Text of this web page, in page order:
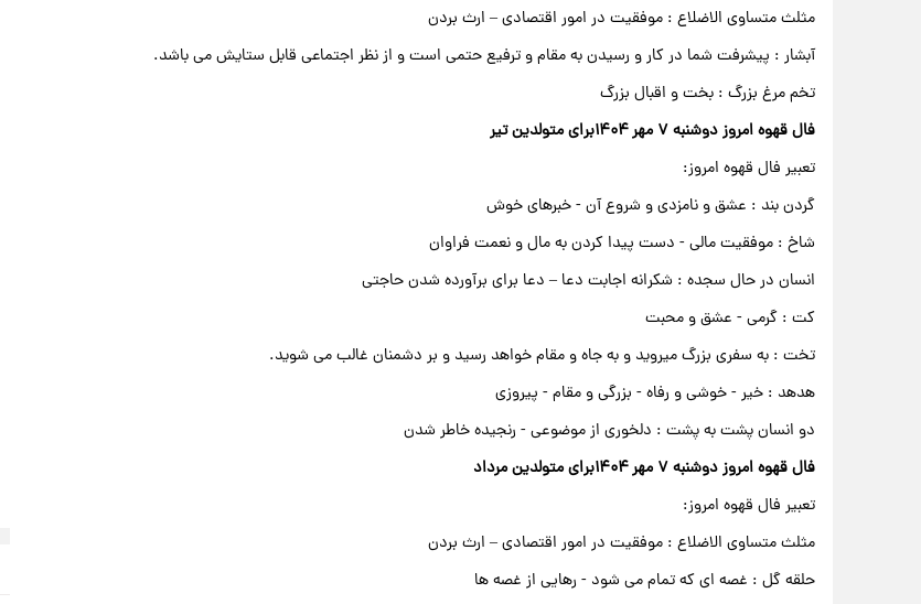
مثلث متساوی الاضلاع : موفقیت در امور اقتصادی – ارث بردن
آبشار : پیشرفت شما در کار و رسیدن به مقام و ترفیع حتمی است و از نظر اجتماعی قابل ستایش می باشد.
تخم مرغ بزرگ : بخت و اقبال بزرگ
فال قهوه امروز دوشنبه ۷ مهر ۱۴۰۴برای متولدین تیر
تعبیر فال قهوه امروز:
گردن بند : عشق و نامزدی و شروع آن - خبرهای خوش
شاخ : موفقیت مالی - دست پیدا کردن به مال و نعمت فراوان
انسان در حال سجده : شکرانه اجابت دعا – دعا برای برآورده شدن حاجتی
کت : گرمی - عشق و محبت
تخت : به سفری بزرگ میروید و به جاه و مقام خواهد رسید و بر دشمنان غالب می شوید.
هدهد : خیر - خوشی و رفاه - بزرگی و مقام - پیروزی
دو انسان پشت به پشت : دلخوری از موضوعی - رنجیده خاطر شدن
فال قهوه امروز دوشنبه ۷ مهر ۱۴۰۴برای متولدین مرداد
تعبیر فال قهوه امروز:
مثلث متساوی الاضلاع : موفقیت در امور اقتصادی – ارث بردن
حلقه گل : غصه ای که تمام می شود - رهایی از غصه ها